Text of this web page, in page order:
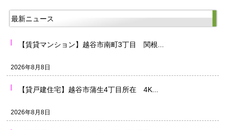
最新ニュース
【賃貸マンション】越谷市南町3丁目 関根...
2026年8月8日
【貸戸建住宅】越谷市蒲生4丁目所在 4K...
2026年8月8日